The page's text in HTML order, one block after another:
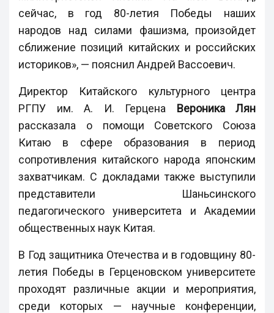
сейчас, в год 80-летия Победы наших
народов над силами фашизма, произойдет
сближение позиций китайских и российских
историков», — пояснил Андрей Вассоевич.
Директор Китайского культурного центра
РГПУ им. А. И. Герцена Вероника Лян
рассказала о помощи Советского Союза
Китаю в сфере образования в период
сопротивления китайского народа японским
захватчикам. С докладами также выступили
представители Шаньсинского
педагогического университета и Академии
общественных наук Китая.
В Год защитника Отечества и в годовщину 80-
летия Победы в Герценовском университете
проходят различные акции и мероприятия,
среди которых — научные конференции,